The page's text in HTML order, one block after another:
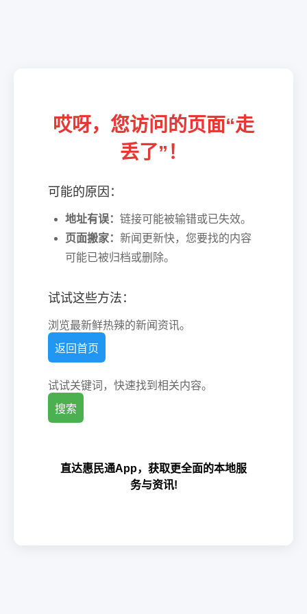
哎呀，您访问的页面“走
丢了”！
可能的原因：
地址有误： 链接可能被输错或已失效。
页面搬家： 新闻更新快，您要找的内容
可能已被归档或删除。
试试这些方法：
浏览最新鲜热辣的新闻资讯。
返回首页
试试关键词，快速找到相关内容。
搜索
直达惠民通App，获取更全面的本地服
务与资讯!